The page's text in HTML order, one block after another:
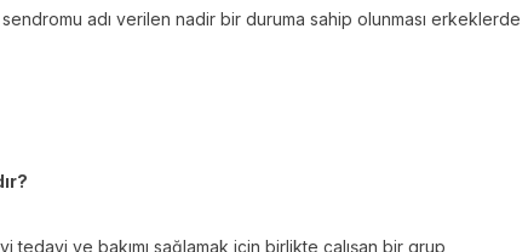
adı verilen nadir bir duruma sahip olunması erkeklerde
tedavi ve bakımı sağlamak için birlikte çalışan bir grup